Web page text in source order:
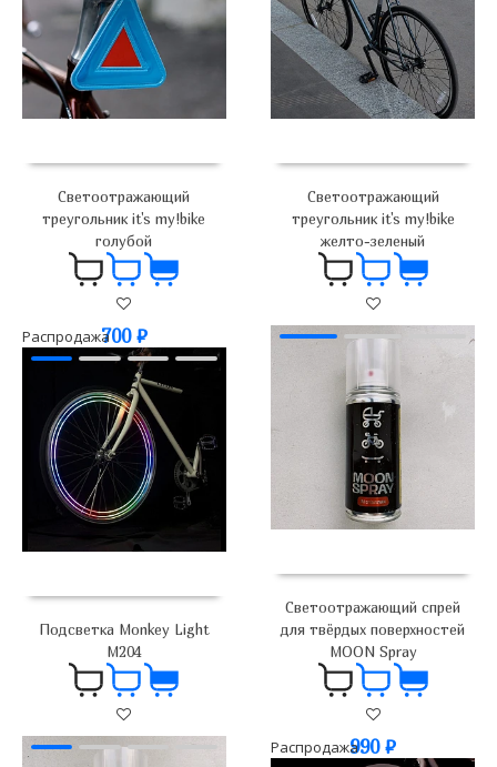
Светоотражающий
треугольник it's my!bike
голубой
700 ₽
Светоотражающий
треугольник it's my!bike
желто-зеленый
700₽
Распродажа
Подсветка Monkey Light
M204
2 100 ₽
Светоотражающий спрей
для твёрдых поверхностей
MOON Spray
990₽
Распродажа